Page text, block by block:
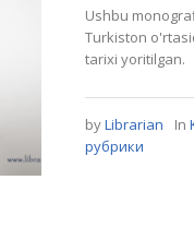
Ushbu
Turkiston
tarixi yoritilgan.
byLibrarian In
рубрики